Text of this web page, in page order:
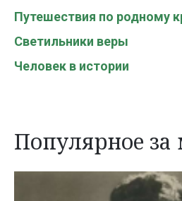
Путешествия по родному
Светильники веры
Человек в истории
Популярное за